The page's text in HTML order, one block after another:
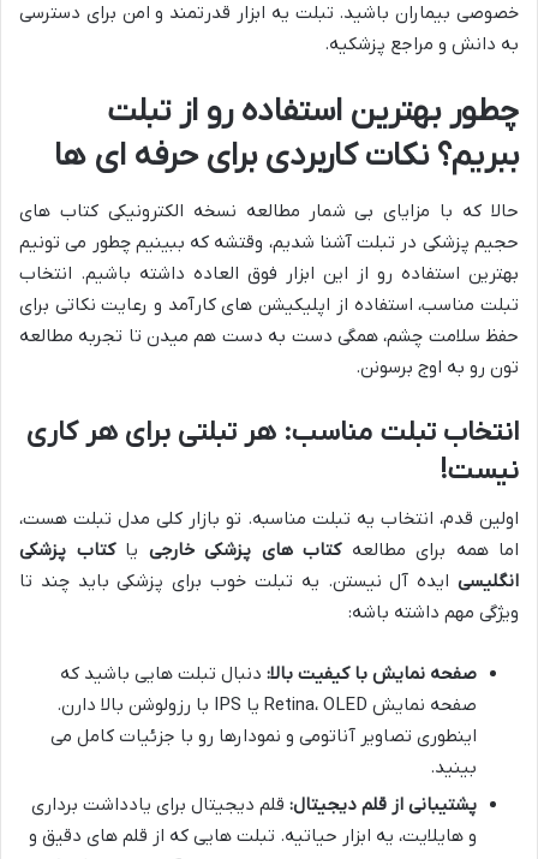
خصوصی بیماران باشید. تبلت یه ابزار قدرتمند و امن برای دسترسی
به دانش و مراجع پزشکیه.
چطور بهترین استفاده رو از تبلت
ببریم؟ نکات کاربردی برای حرفه ای ها
حالا که با مزایای بی شمار مطالعه نسخه الکترونیکی کتاب های
حجیم پزشکی در تبلت آشنا شدیم، وقتشه که ببینیم چطور می تونیم
بهترین استفاده رو از این ابزار فوق العاده داشته باشیم. انتخاب
تبلت مناسب، استفاده از اپلیکیشن های کارآمد و رعایت نکاتی برای
حفظ سلامت چشم، همگی دست به دست هم میدن تا تجربه مطالعه
تون رو به اوج برسونن.
انتخاب تبلت مناسب: هر تبلتی برای هر کاری
نیست!
اولین قدم، انتخاب یه تبلت مناسبه. تو بازار کلی مدل تبلت هست،
اما همه برای مطالعهکتاب های پزشکی خارجی یاکتاب پزشکی
انگلیسی ایده آل نیستن. یه تبلت خوب برای پزشکی باید چند تا
ویژگی مهم داشته باشه:
صفحه نمایش با کیفیت بالا: دنبال تبلت هایی باشید که
صفحه نمایش Retina، OLED یا IPS با رزولوشن بالا دارن.
اینطوری تصاویر آناتومی و نمودارها رو با جزئیات کامل می
بینید.
پشتیبانی از قلم دیجیتال: قلم دیجیتال برای یادداشت برداری
و هایلایت، یه ابزار حیاتیه. تبلت هایی که از قلم های دقیق و